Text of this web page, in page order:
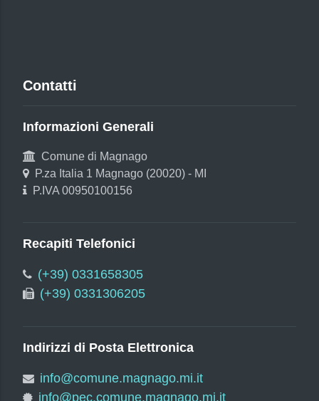
Contatti
Informazioni Generali
Comune di Magnago
P.za Italia 1 Magnago (20020) - MI
P.IVA 00950100156
Recapiti Telefonici
(+39) 0331658305
(+39) 0331306205
Indirizzi di Posta Elettronica
info@comune.magnago.mi.it
info@pec.comune.magnago.mi.it